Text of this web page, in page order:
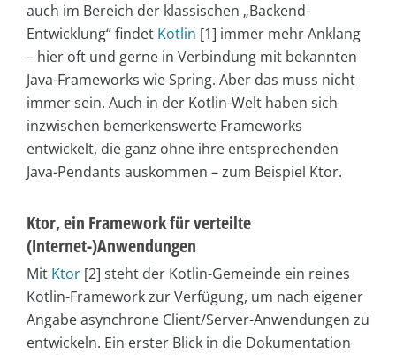
auch im Bereich der klassischen „Backend-
Entwicklung“ findet Kotlin [1] immer mehr Anklang
– hier oft und gerne in Verbindung mit bekannten
Java-Frameworks wie Spring. Aber das muss nicht
immer sein. Auch in der Kotlin-Welt haben sich
inzwischen bemerkenswerte Frameworks
entwickelt, die ganz ohne ihre entsprechenden
Java-Pendants auskommen – zum Beispiel Ktor.
Ktor, ein Framework für verteilte
(Internet-)Anwendungen
Mit Ktor [2] steht der Kotlin-Gemeinde ein reines
Kotlin-Framework zur Verfügung, um nach eigener
Angabe asynchrone Client/Server-Anwendungen zu
entwickeln. Ein erster Blick in die Dokumentation